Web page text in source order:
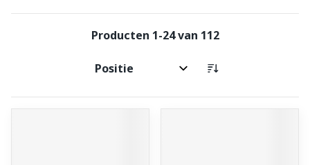
Producten 1-24van 112
Sorteer op: